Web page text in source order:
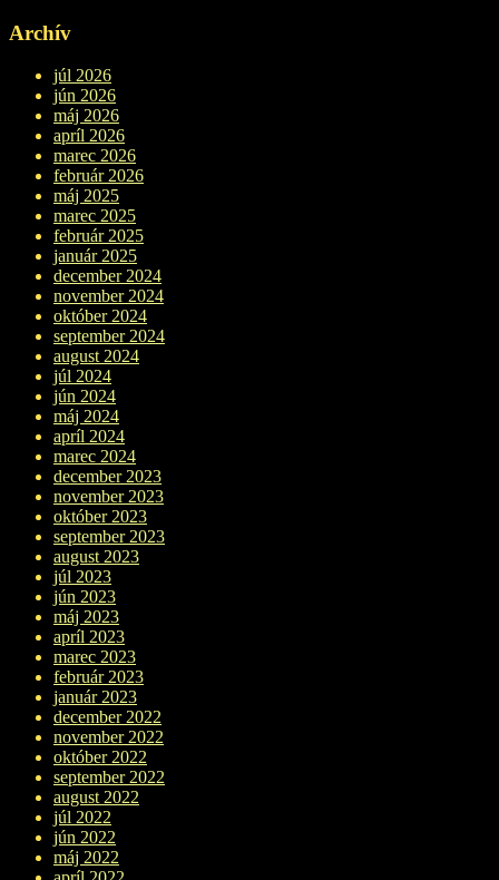
Archív
júl 2026
jún 2026
máj 2026
apríl 2026
marec 2026
február 2026
máj 2025
marec 2025
február 2025
január 2025
december 2024
november 2024
október 2024
september 2024
august 2024
júl 2024
jún 2024
máj 2024
apríl 2024
marec 2024
december 2023
november 2023
október 2023
september 2023
august 2023
júl 2023
jún 2023
máj 2023
apríl 2023
marec 2023
február 2023
január 2023
december 2022
november 2022
október 2022
september 2022
august 2022
júl 2022
jún 2022
máj 2022